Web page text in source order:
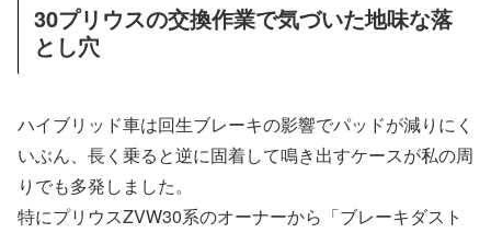
30プリウスの交換作業で気づいた地味な落
とし穴
ハイブリッド車は回生ブレーキの影響でパッドが減りにく
いぶん、長く乗ると逆に固着して鳴き出すケースが私の周
りでも多発しました。
特にプリウスZVW30系のオーナーから「ブレーキダスト